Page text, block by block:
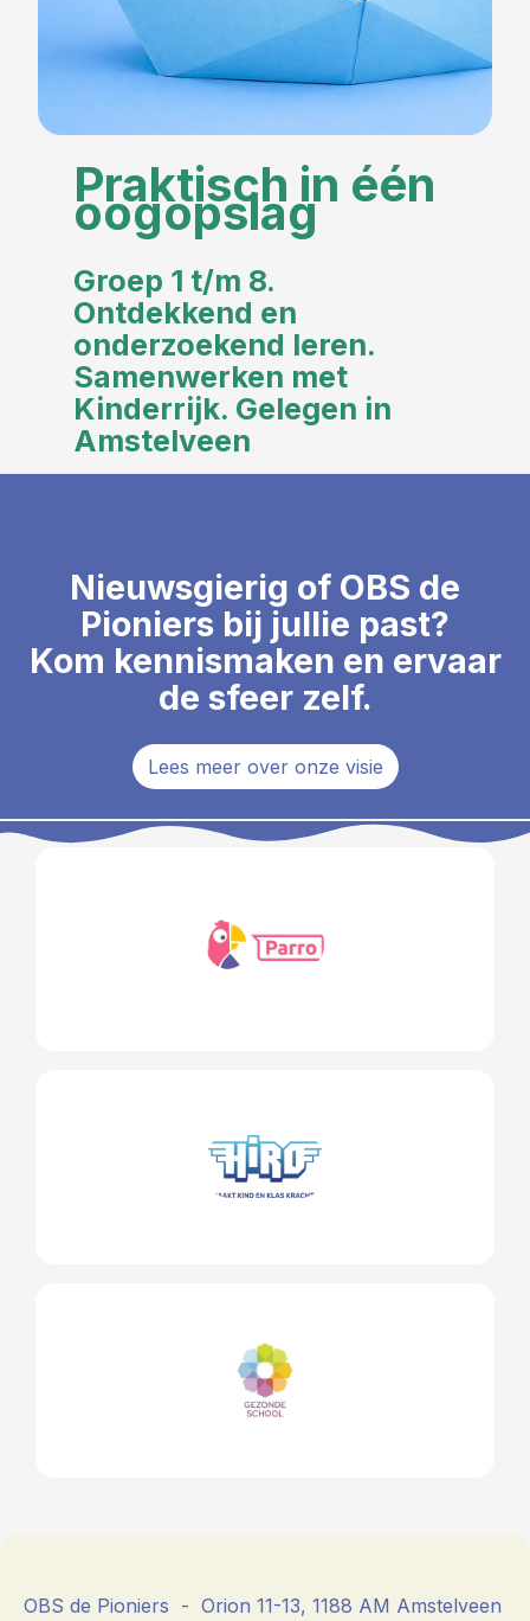
Praktisch in één
oogopslag
Groep 1 t/m 8.
Ontdekkend en
onderzoekend leren.
Samenwerken met
Kinderrijk. Gelegen in
Amstelveen
Nieuwsgierig of OBS de
Pioniers bij jullie past?
Kom kennismaken en ervaar
de sfeer zelf.
Lees meer over onze visie
OBS de Pioniers - Orion 11-13, 1188 AM Amstelveen